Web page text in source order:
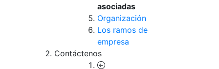
asociadas
Organización
Los ramos de
empresa
Contáctenos